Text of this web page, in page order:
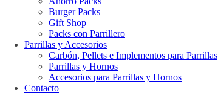
Burger Packs
Gift Shop
Packs con Parrillero
Parrillas y Accesorios
Carbón, Pellets e Implementos para Parrillas
Parrillas y Hornos
Accesorios para Parrillas y Hornos
Contacto